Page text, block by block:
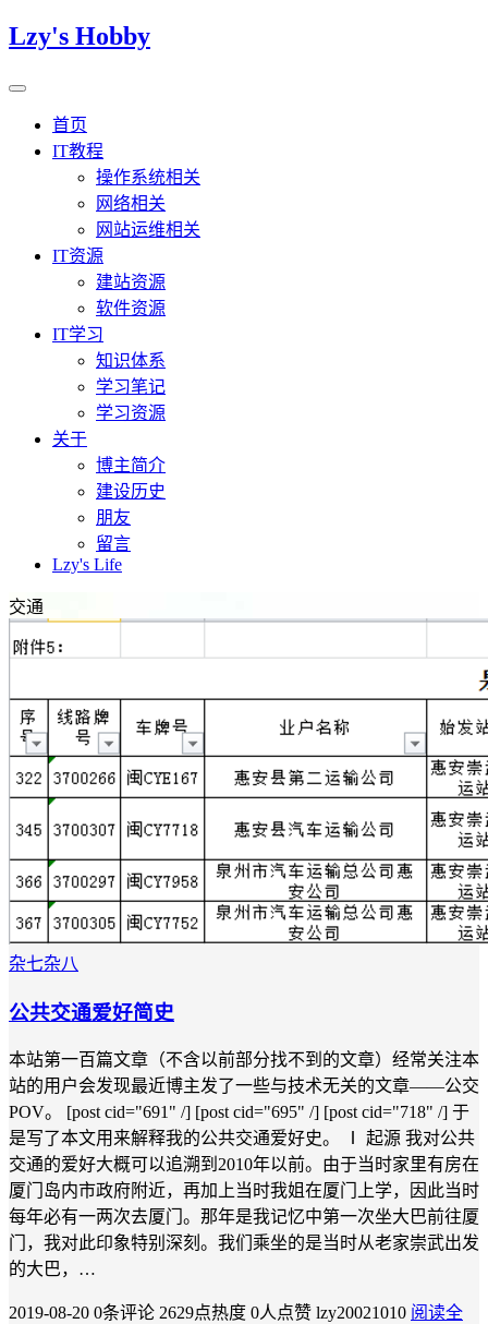
Lzy's Hobby
首页
IT教程
操作系统相关
网络相关
网站运维相关
IT资源
建站资源
软件资源
IT学习
知识体系
学习笔记
学习资源
关于
博主简介
建设历史
朋友
留言
Lzy's Life
交通
杂七杂八
公共交通爱好简史
本站第一百篇文章（不含以前部分找不到的文章）经常关注本
站的用户会发现最近博主发了一些与技术无关的文章——公交
POV。 [post cid="691" /] [post cid="695" /] [post cid="718" /] 于
是写了本文用来解释我的公共交通爱好史。 Ⅰ 起源 我对公共
交通的爱好大概可以追溯到2010年以前。由于当时家里有房在
厦门岛内市政府附近，再加上当时我姐在厦门上学，因此当时
每年必有一两次去厦门。那年是我记忆中第一次坐大巴前往厦
门，我对此印象特别深刻。我们乘坐的是当时从老家崇武出发
的大巴，…
2019-08-20 0条评论 2629点热度 0人点赞 lzy20021010 阅读全